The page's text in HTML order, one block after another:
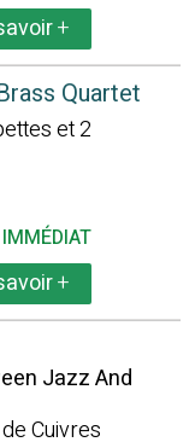
+
Quartet
et 2
+
Jazz And
Cuivres